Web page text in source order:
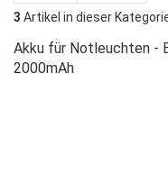
3 Artikel in dieser
Akku für Notleuchten -
2000mAh